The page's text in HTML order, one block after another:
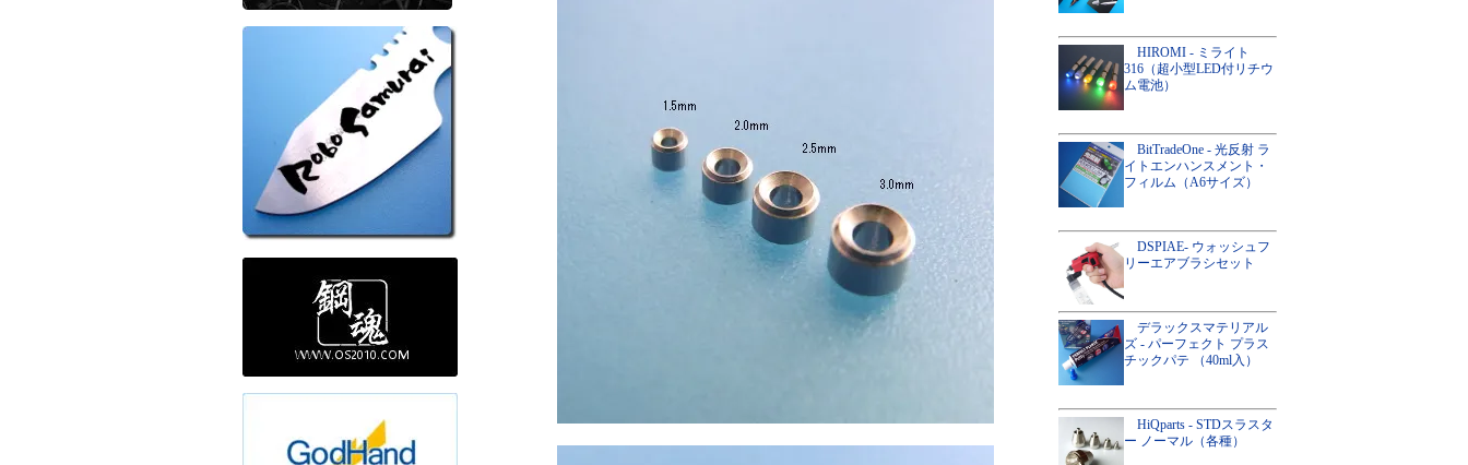
HIROMI - ミライト
316（超小型LED付リチウ
ム電池）
BitTradeOne - 光反射 ラ
イトエンハンスメント・
フィルム（A6サイズ）
DSPIAE- ウォッシュフ
リーエアブラシセット
デラックスマテリアル
ズ - パーフェクト プラス
チックパテ （40ml入）
HiQparts - STDスラスタ
ー ノーマル（各種）